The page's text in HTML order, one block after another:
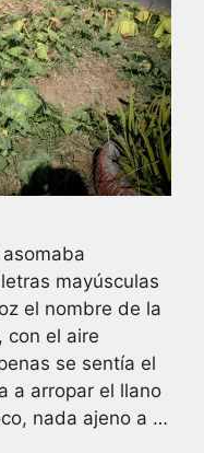
mayúsculas
el nombre de la
con el aire
se sentía el
a arropar el llano
nada ajeno a …